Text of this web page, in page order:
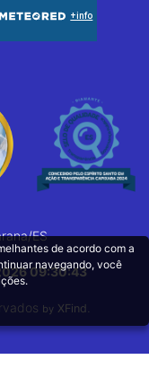
ES
09:30:43
by XFind
de acordo com a
navegando, você